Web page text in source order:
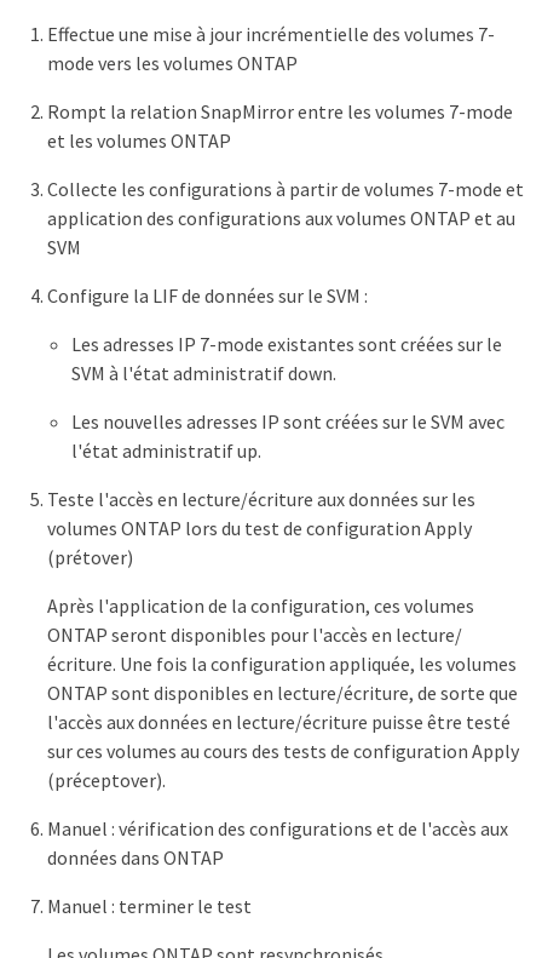
Effectue une mise à jour incrémentielle des volumes 7-
mode vers les volumes ONTAP
Rompt la relation SnapMirror entre les volumes 7-mode
et les volumes ONTAP
Collecte les configurations à partir de volumes 7-mode et
application des configurations aux volumes ONTAP et au
SVM
Configure la LIF de données sur le SVM :
Les adresses IP 7-mode existantes sont créées sur le
SVM à l'état administratif down.
Les nouvelles adresses IP sont créées sur le SVM avec
l'état administratif up.
Teste l'accès en lecture/écriture aux données sur les
volumes ONTAP lors du test de configuration Apply
(prétover)
Après l'application de la configuration, ces volumes
ONTAP seront disponibles pour l'accès en lecture/
écriture. Une fois la configuration appliquée, les volumes
ONTAP sont disponibles en lecture/écriture, de sorte que
l'accès aux données en lecture/écriture puisse être testé
sur ces volumes au cours des tests de configuration Apply
(préceptover).
Manuel : vérification des configurations et de l'accès aux
données dans ONTAP
Manuel : terminer le test